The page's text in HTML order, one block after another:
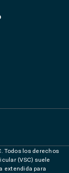
Todos los derechos
(VSC) suele
extendida para